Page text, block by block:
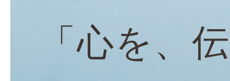
「心を、